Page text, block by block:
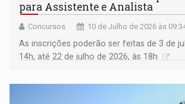
para Assistente e Analista
Concursos 10 de Julho de 2026 às
As inscrições poderão ser feitas de 3 de
14h, até 22 de julho de 2026, às 18h